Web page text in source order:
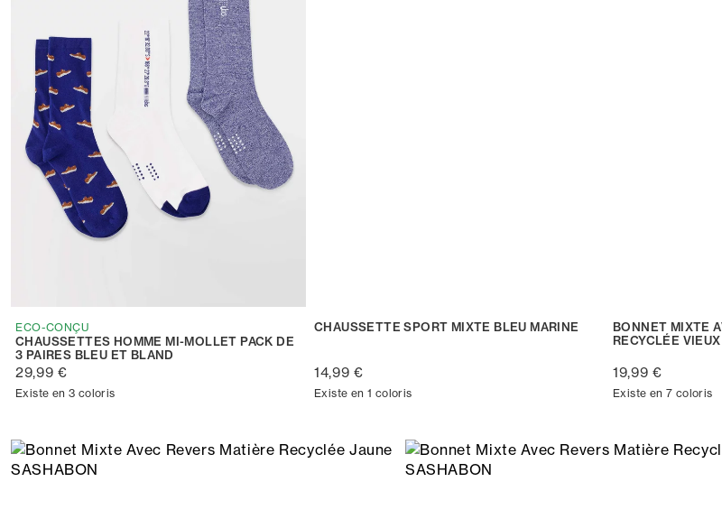
ECO-CONÇU
CHAUSSETTES HOMME MI-MOLLET PACK DE
3 PAIRES BLEU ET BLAND
29,99 €
Existe en 3 coloris
CHAUSSETTE SPORT MIXTE BLEU MARINE
14,99 €
Existe en 1 coloris
BONNET MIXTE
RECYCLÉE
19,99 €
Existe en 7 coloris